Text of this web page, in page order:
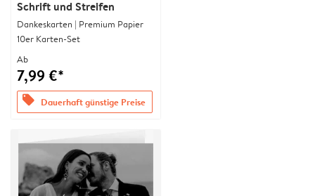
Schrift und Streifen
Dankeskarten | Premium Papier
10er Karten-Set
Ab
7,99 €*
offers Dauerhaft günstige Preise